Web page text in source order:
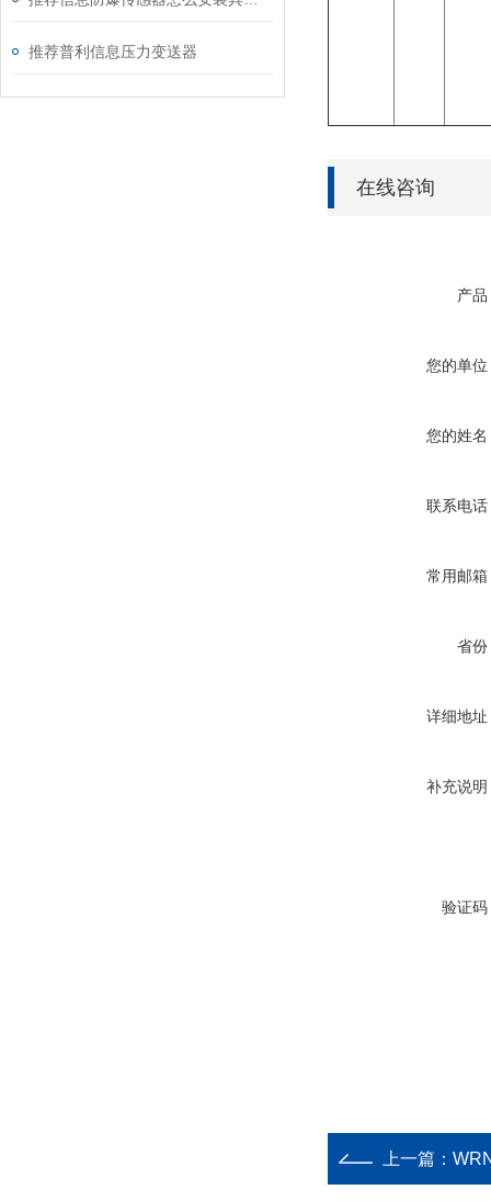
推荐普利信息压力变送器
在线咨询
产品
您的单位
您的姓名
联系电话
常用邮箱
省份
详细地址
补充说明
验证码
上一篇：